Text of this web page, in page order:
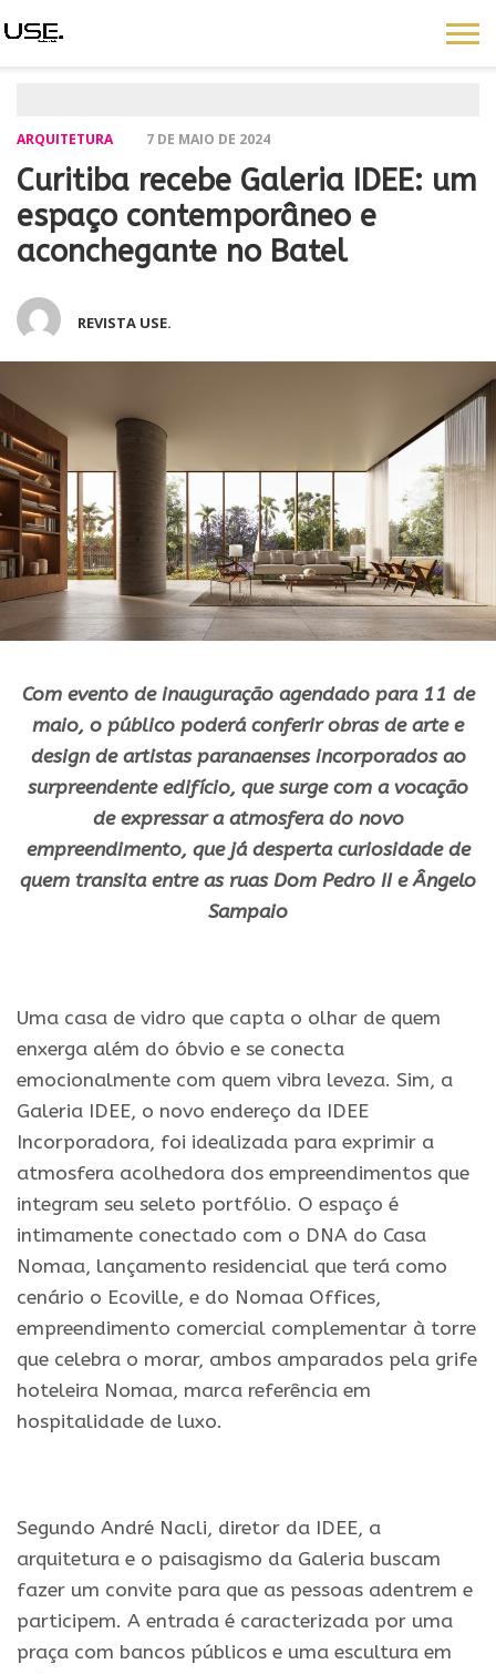
ARQUITETURA 7 DE MAIO DE 2024
Curitiba recebe Galeria IDEE: um
espaço contemporâneo e
aconchegante no Batel
REVISTA USE.
Com evento de inauguração agendado para 11 de
maio, o público poderá conferir obras de arte e
design de artistas paranaenses incorporados ao
surpreendente edifício, que surge com a vocação
de expressar a atmosfera do novo
empreendimento, que já desperta curiosidade de
quem transita entre as ruas Dom Pedro II e Ângelo
Sampaio
Uma casa de vidro que capta o olhar de quem
enxerga além do óbvio e se conecta
emocionalmente com quem vibra leveza. Sim, a
Galeria IDEE, o novo endereço da IDEE
Incorporadora, foi idealizada para exprimir a
atmosfera acolhedora dos empreendimentos que
integram seu seleto portfólio. O espaço é
intimamente conectado com o DNA do Casa
Nomaa, lançamento residencial que terá como
cenário o Ecoville, e do Nomaa Offices,
empreendimento comercial complementar à torre
que celebra o morar, ambos amparados pela grife
hoteleira Nomaa, marca referência em
hospitalidade de luxo.
Segundo André Nacli, diretor da IDEE, a
arquitetura e o paisagismo da Galeria buscam
fazer um convite para que as pessoas adentrem e
participem. A entrada é caracterizada por uma
praça com bancos públicos e uma escultura em